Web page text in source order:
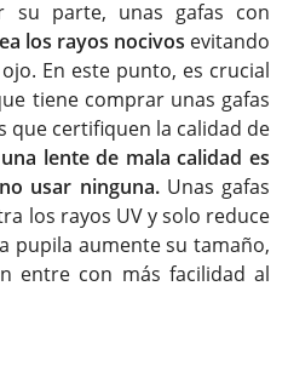
su parte, unas gafas con
los rayos nocivos evitando
En este punto, es crucial
tiene comprar unas gafas
que certifiquen la calidad de
lente de mala calidad es
usar ninguna. Unas gafas
los rayos UV y solo reduce
pupila aumente su tamaño,
entre con más facilidad al